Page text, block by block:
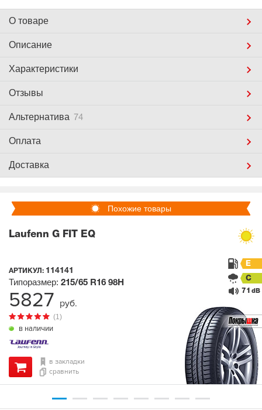
О товаре
Описание
Характеристики
Отзывы
Альтернатива 74
Оплата
Доставка
Похожие товары
Laufenn G FIT EQ
АРТИКУЛ: 114141
в наличии
(1)
Типоразмер: 215/65 R16 98H
E
C
71 dB
в закладки
сравнить
5827 руб.